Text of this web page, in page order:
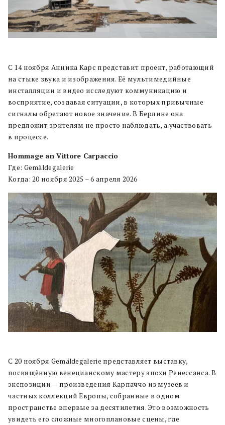
С 14 ноября Анника Карс представит проект, работающий
на стыке звука и изображения. Её мультимедийные
инсталляции и видео исследуют коммуникацию и
восприятие, создавая ситуации, в которых привычные
сигналы обретают новое значение. В Берлине она
предложит зрителям не просто наблюдать, а участвовать
в процессе.
Hommage an Vittore Carpaccio
Где: Gemäldegalerie
Когда: 20 ноября 2025 – 6 апреля 2026
С 20 ноября Gemäldegalerie представляет выставку,
посвящённую венецианскому мастеру эпохи Ренессанса. В
экспозиции — произведения Карпаччо из музеев и
частных коллекций Европы, собранные в одном
пространстве впервые за десятилетия. Это возможность
увидеть его сложные многоплановые сцены, где